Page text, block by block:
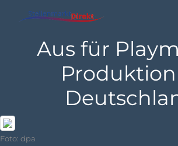
Aus für
Foto: dpa